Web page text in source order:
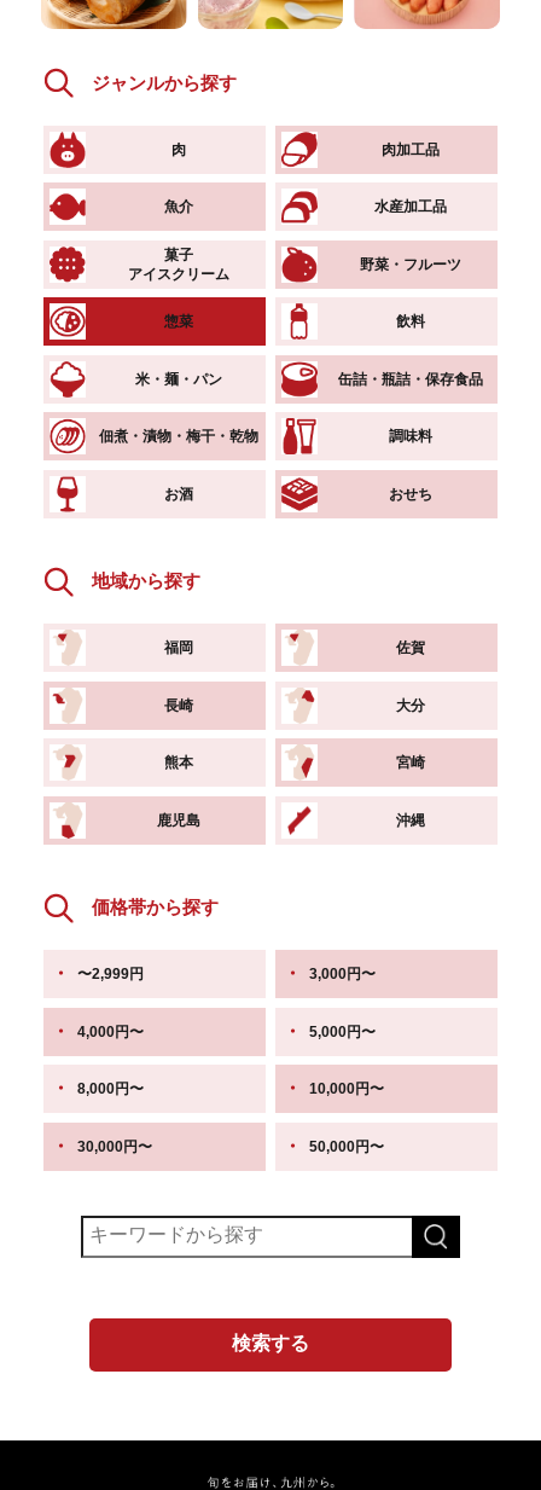
ジャンルから探す
肉 肉加工品
魚介 水産加工品
菓子
アイスクリーム
野菜・フルーツ
惣菜 飲料
米・麺・パン 缶詰・瓶詰・保存食品
佃煮・漬物・梅干・乾物 調味料
お酒 おせち
地域から探す
福岡 佐賀
長崎 大分
熊本 宮崎
鹿児島 沖縄
価格帯から探す
〜2,999円 3,000円〜
4,000円〜 5,000円〜
8,000円〜 10,000円〜
30,000円〜 50,000円〜